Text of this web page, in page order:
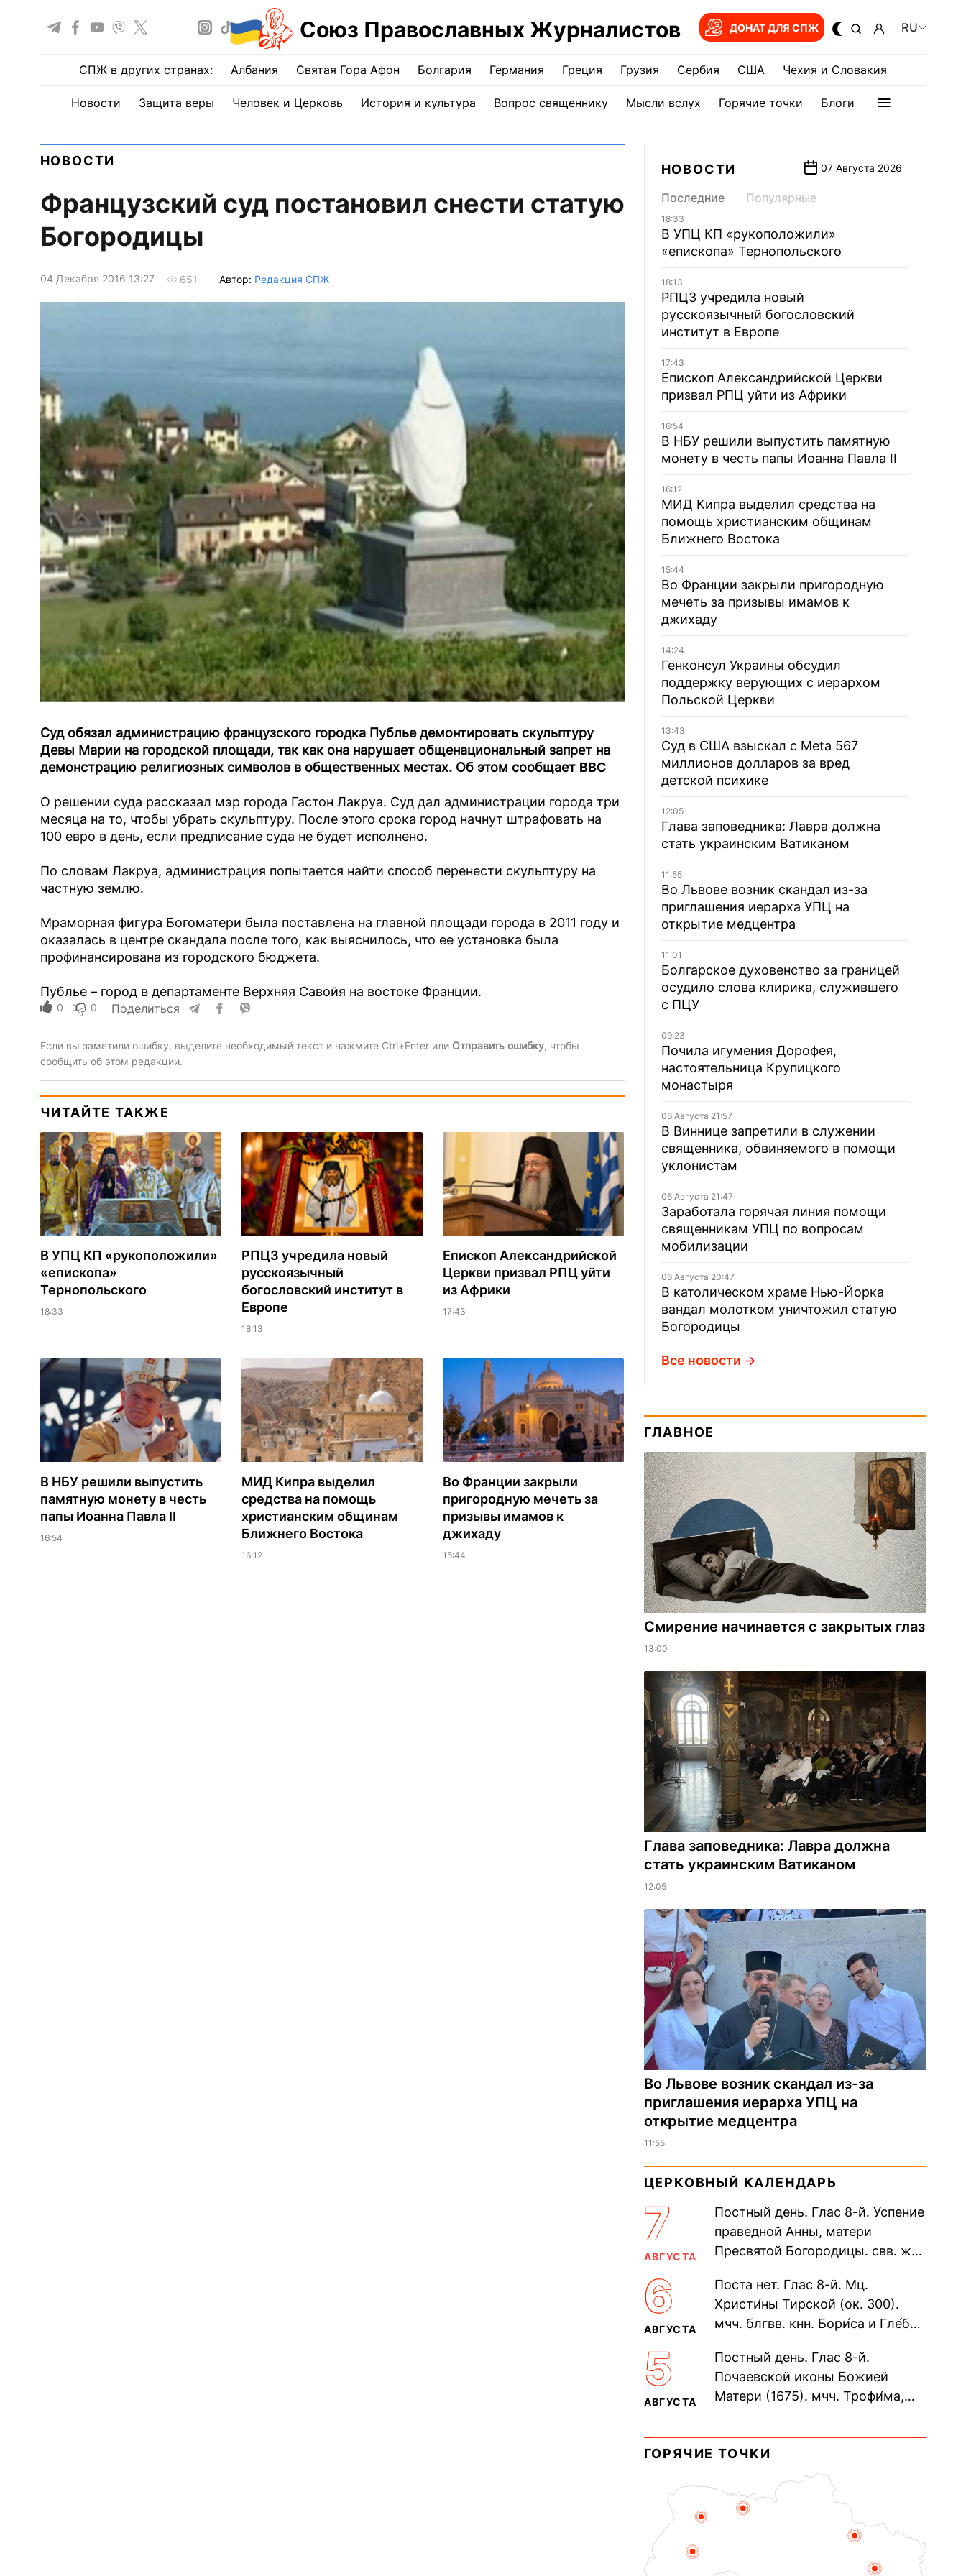
Союз Православных Журналистов ДОНАТ ДЛЯ СПЖ RU
СПЖ в других странах: Албания Святая Гора Афон Болгария Германия Греция Грузия Сербия США Чехия и Словакия
Новости Защита веры Человек и Церковь История и культура Вопрос священнику Мысли вслух Горячие точки Блоги
НОВОСТИ
Французский суд постановил снести статую
Богородицы
04 Декабря 2016 13:27 651 Автор: Редакция СПЖ
Суд обязал администрацию французского городка Публье демонтировать скульптуру
Девы Марии на городской площади, так как она нарушает общенациональный запрет на
демонстрацию религиозных символов в общественных местах. Об этом сообщает ВВС
О решении суда рассказал мэр города Гастон Лакруа. Суд дал администрации города три
месяца на то, чтобы убрать скульптуру. После этого срока город начнут штрафовать на
100 евро в день, если предписание суда не будет исполнено.
По словам Лакруа, администрация попытается найти способ перенести скульптуру на
частную землю.
Мраморная фигура Богоматери была поставлена на главной площади города в 2011 году и
оказалась в центре скандала после того, как выяснилось, что ее установка была
профинансирована из городского бюджета.
Публье – город в департаменте Верхняя Савойя на востоке Франции.
0 0 Поделиться
Если вы заметили ошибку, выделите необходимый текст и нажмите Ctrl+Enter или Отправить ошибку, чтобы
сообщить об этом редакции.
ЧИТАЙТЕ ТАКЖЕ
В УПЦ КП «рукоположили»
«епископа»
Тернопольского
18:33
РПЦЗ учредила новый
русскоязычный
богословский институт в
Европе
18:13
Епископ Александрийской
Церкви призвал РПЦ уйти
из Африки
17:43
В НБУ решили выпустить
памятную монету в честь
папы Иоанна Павла II
16:54
МИД Кипра выделил
средства на помощь
христианским общинам
Ближнего Востока
16:12
Во Франции закрыли
пригородную мечеть за
призывы имамов к
джихаду
15:44
НОВОСТИ 07 Августа 2026
Последние Популярные
18:33
В УПЦ КП «рукоположили»
«епископа» Тернопольского
18:13
РПЦЗ учредила новый
русскоязычный богословский
институт в Европе
17:43
Епископ Александрийской Церкви
призвал РПЦ уйти из Африки
16:54
В НБУ решили выпустить памятную
монету в честь папы Иоанна Павла II
16:12
МИД Кипра выделил средства на
помощь христианским общинам
Ближнего Востока
15:44
Во Франции закрыли пригородную
мечеть за призывы имамов к
джихаду
14:24
Генконсул Украины обсудил
поддержку верующих с иерархом
Польской Церкви
13:43
Суд в США взыскал с Meta 567
миллионов долларов за вред
детской психике
12:05
Глава заповедника: Лавра должна
стать украинским Ватиканом
11:55
Во Львове возник скандал из-за
приглашения иерарха УПЦ на
открытие медцентра
11:01
Болгарское духовенство за границей
осудило слова клирика, служившего
с ПЦУ
09:23
Почила игумения Дорофея,
настоятельница Крупицкого
монастыря
06 Августа 21:57
В Виннице запретили в служении
священника, обвиняемого в помощи
уклонистам
06 Августа 21:47
Заработала горячая линия помощи
священникам УПЦ по вопросам
мобилизации
06 Августа 20:47
В католическом храме Нью-Йорка
вандал молотком уничтожил статую
Богородицы
Все новости
ГЛАВНОЕ
Смирение начинается с закрытых глаз
13:00
Глава заповедника: Лавра должна
стать украинским Ватиканом
12:05
Во Львове возник скандал из-за
приглашения иерарха УПЦ на
открытие медцентра
11:55
ЦЕРКОВНЫЙ КАЛЕНДАРЬ
7
АВГУСТА
Постный день. Глас 8-й. Успение
праведной Анны, матери
Пресвятой Богородицы. свв. жен
прп. Евпракси́и девы,...
6
АВГУСТА
Поста нет. Глас 8-й. Мц.
Христи́ны Тирской (ок. 300).
мчч. блгвв. кнн. Бори́са и Гле́ба,
Дави́да (1015). Прп....
5
АВГУСТА
Постный день. Глас 8-й.
Почаевской иконы Божией
Матери (1675). мчч. Трофи́ма,
мучеников (284–305). прав.
воина Фео́дора...
ГОРЯЧИЕ ТОЧКИ